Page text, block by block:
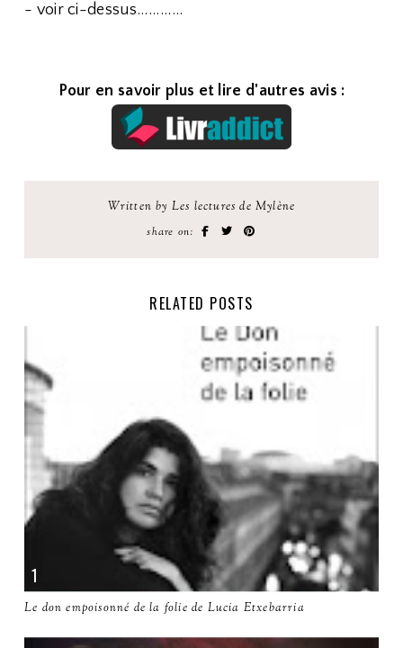
- voir ci-dessus............
Pour en savoir plus et lire d'autres avis :
Written by Les lectures de Mylène
share on:
RELATED POSTS
Le don empoisonné de la folie de Lucia Etxebarria